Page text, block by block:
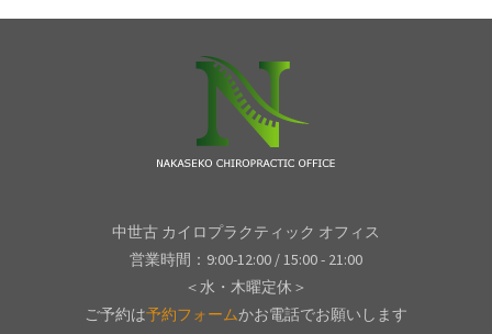
ビ
中世古 カイロプラクティック オフィス
営業時間：9:00-12:00 / 15:00 - 21:00
＜水・木曜定休＞
ご予約は予約フォームかお電話でお願いします